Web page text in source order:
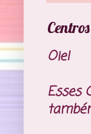
Oie!
Esses